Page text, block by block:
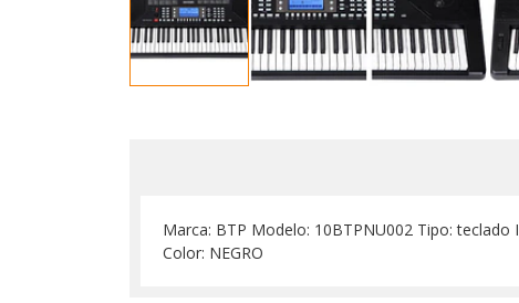
Marca: BTP Modelo: 10BTPNU002 Tipo:
Color: NEGRO